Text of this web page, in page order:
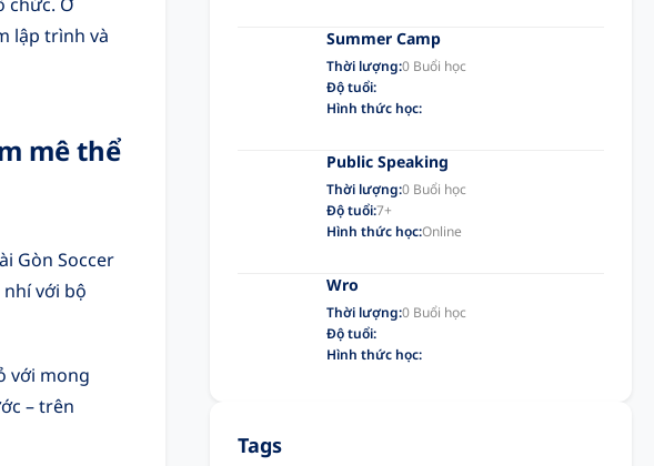
lập trình và
mê thể
Gòn Soccer
với bộ
với mong
– trên
Summer Camp
Thời lượng:0 Buổi học
Độ tuổi:
Hình thức học:
Public Speaking
Thời lượng:0 Buổi học
Độ tuổi:7+
Hình thức học:Online
Wro
Thời lượng:0 Buổi học
Độ tuổi:
Hình thức học:
Tags